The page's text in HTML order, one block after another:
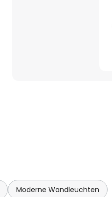
Moderne Wandleuchten